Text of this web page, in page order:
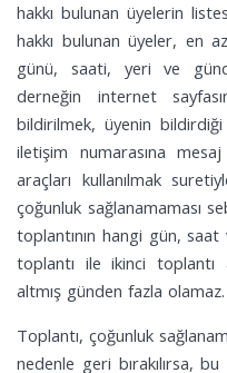
hakkı bulunan üyelerin
hakkı bulunan üyeler, en
günü, saati, yeri ve
derneğin internet
bildirilmek, üyenin
iletişim numarasına
araçları kullanılmak
çoğunluk sağlanamaması
toplantının hangi gün,
toplantı ile ikinci toplantı
altmış günden fazla olamaz.
Toplantı, çoğunluk
nedenle geri bırakılırsa,